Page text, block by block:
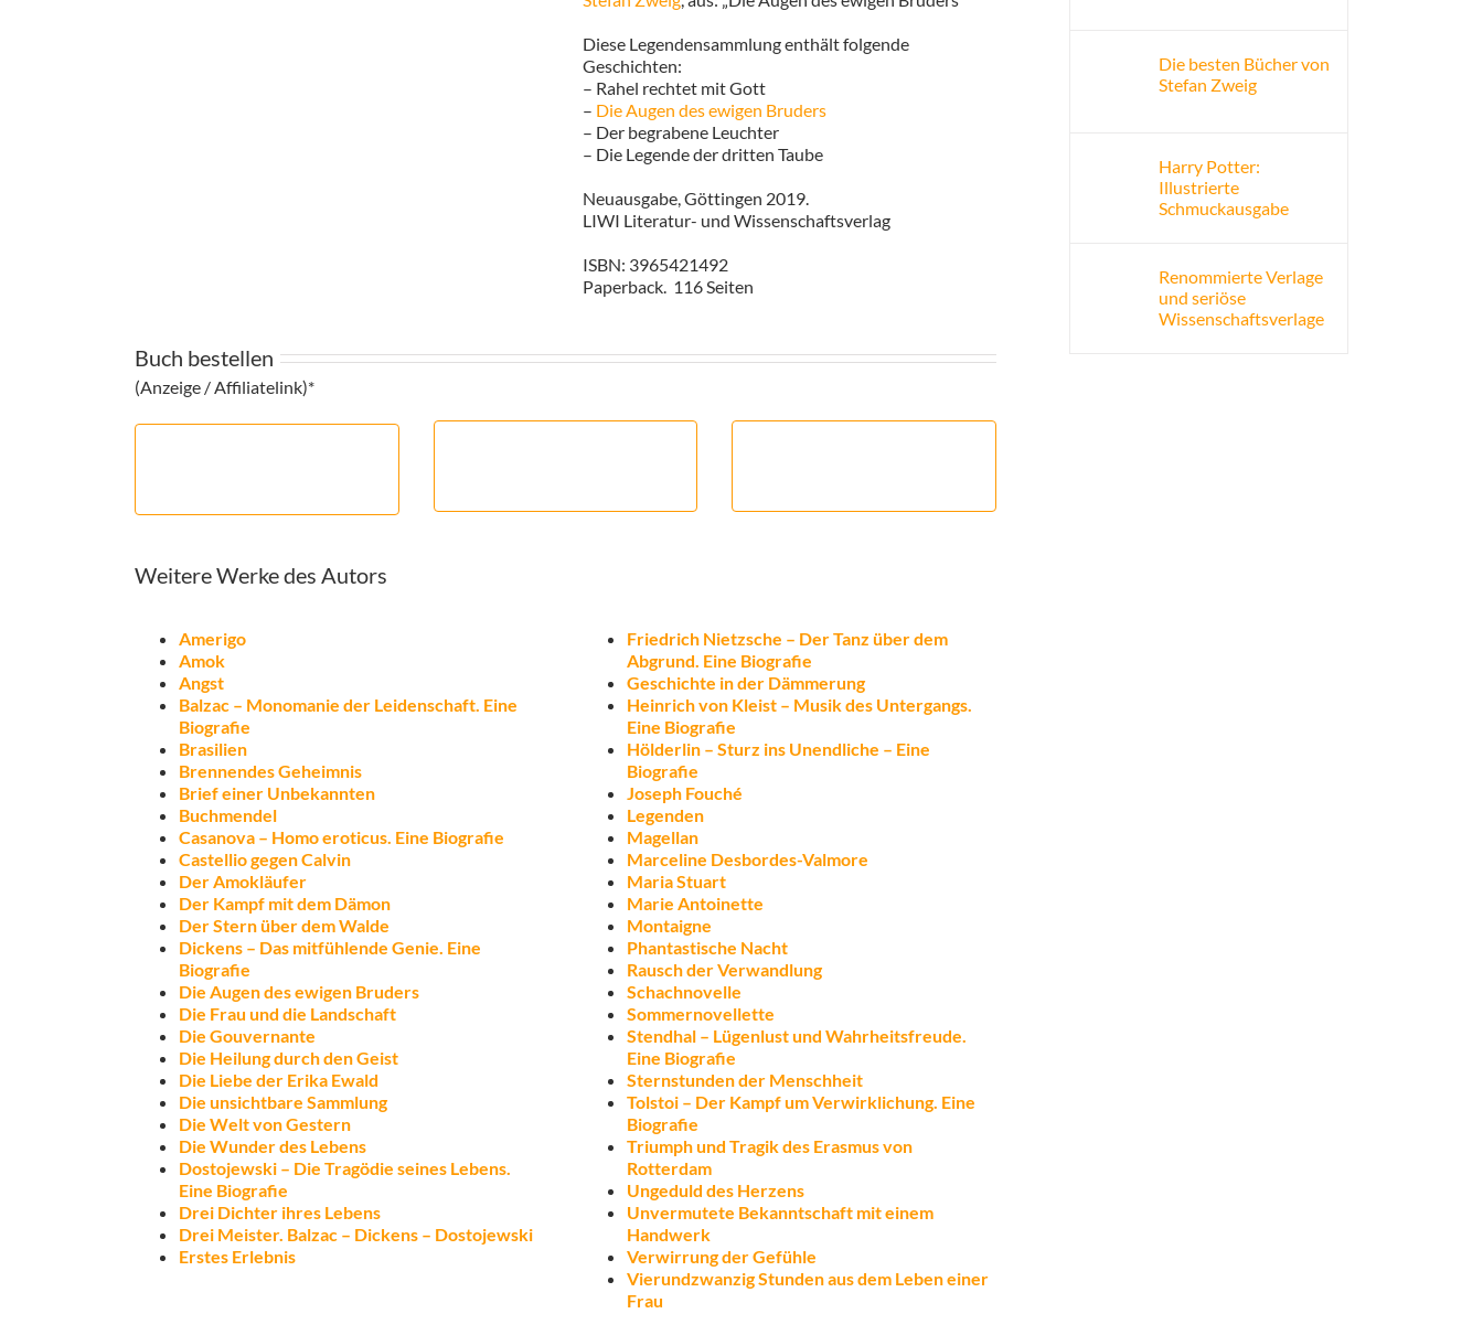
Diese Legendensammlung enthält folgende
Geschichten:
– Rahel rechtet mit Gott
– Die Augen des ewigen Bruders
– Der begrabene Leuchter
– Die Legende der dritten Taube
Neuausgabe, Göttingen 2019.
LIWI Literatur- und Wissenschaftsverlag
ISBN: 3965421492
Paperback. 116 Seiten
Buch bestellen
(Anzeige / Affiliatelink)*
Weitere Werke des Autors
Amerigo
Amok
Angst
Balzac – Monomanie der Leidenschaft. Eine
Biografie
Brasilien
Brennendes Geheimnis
Brief einer Unbekannten
Buchmendel
Casanova – Homo eroticus. Eine Biografie
Castellio gegen Calvin
Der Amokläufer
Der Kampf mit dem Dämon
Der Stern über dem Walde
Dickens – Das mitfühlende Genie. Eine
Biografie
Die Augen des ewigen Bruders
Die Frau und die Landschaft
Die Gouvernante
Die Heilung durch den Geist
Die Liebe der Erika Ewald
Die unsichtbare Sammlung
Die Welt von Gestern
Die Wunder des Lebens
Dostojewski – Die Tragödie seines Lebens.
Eine Biografie
Drei Dichter ihres Lebens
Drei Meister. Balzac – Dickens – Dostojewski
Erstes Erlebnis
Friedrich Nietzsche – Der Tanz über dem
Abgrund. Eine Biografie
Geschichte in der Dämmerung
Heinrich von Kleist – Musik des Untergangs.
Eine Biografie
Hölderlin – Sturz ins Unendliche – Eine
Biografie
Joseph Fouché
Legenden
Magellan
Marceline Desbordes-Valmore
Maria Stuart
Marie Antoinette
Montaigne
Phantastische Nacht
Rausch der Verwandlung
Schachnovelle
Sommernovellette
Stendhal – Lügenlust und Wahrheitsfreude.
Eine Biografie
Sternstunden der Menschheit
Tolstoi – Der Kampf um Verwirklichung. Eine
Biografie
Triumph und Tragik des Erasmus von
Rotterdam
Ungeduld des Herzens
Unvermutete Bekanntschaft mit einem
Handwerk
Verwirrung der Gefühle
Vierundzwanzig Stunden aus dem Leben einer
Frau
Die besten Bücher von
Stefan Zweig
Harry Potter:
Illustrierte
Schmuckausgabe
Renommierte Verlage
und seriöse
Wissenschaftsverlage